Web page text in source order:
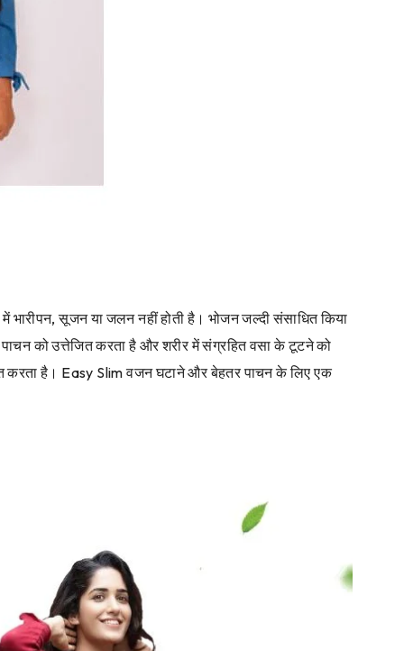
सूजन या जलन नहीं होती है। भोजन जल्दी संसाधित किया
को उत्तेजित करता है और शरीर में संग्रहित वसा के टूटने को
करता है। Easy Slim वजन घटाने और बेहतर पाचन के लिए एक